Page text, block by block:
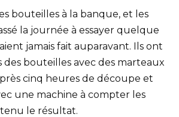
bouteilles à la banque, et les
la journée à essayer quelque
jamais fait auparavant. Ils ont
des bouteilles avec des marteaux
cinq heures de découpe et
une machine à compter les
le résultat.